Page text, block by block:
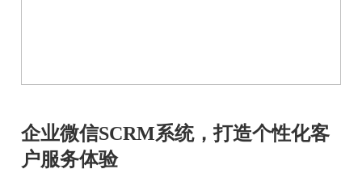
企业微信SCRM系统，打造个性化客
户服务体验